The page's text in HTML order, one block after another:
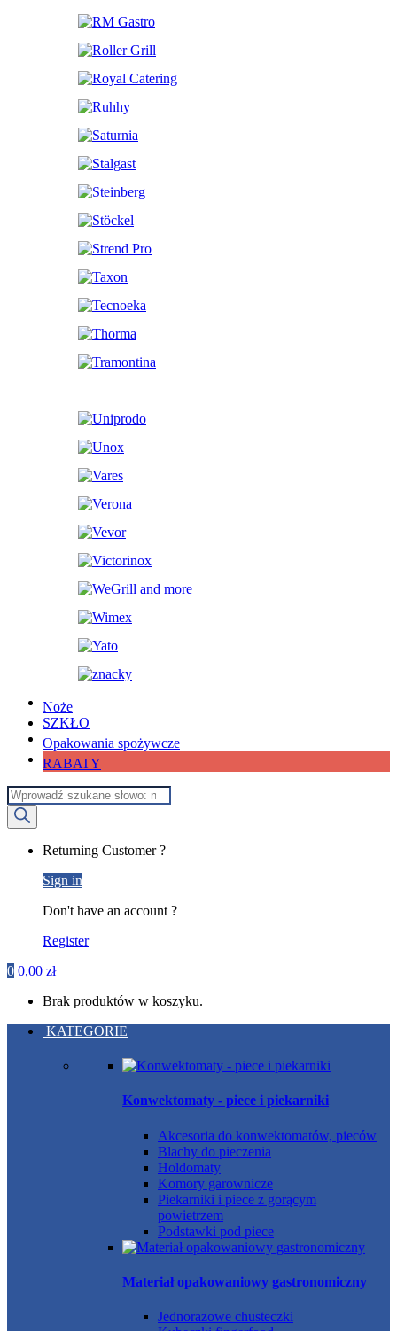
Noże
SZKŁO
Opakowania spożywcze
RABATY
Wyszukiwarka
produktów
Returning Customer ?
Sign in
Don't have an account ?
Register
0 0,00 zł
Brak produktów w koszyku.
KATEGORIE
Konwektomaty - piece i piekarniki
Akcesoria do konwektomatów, pieców
Blachy do pieczenia
Holdomaty
Komory garownicze
Piekarniki i piece z gorącym
powietrzem
Podstawki pod piece
Materiał opakowaniowy gastronomiczny
Jednorazowe chusteczki